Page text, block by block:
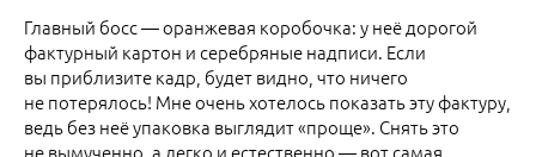
Главный босс — оранжевая коробочка: у неё дорогой
фактурный картон и серебряные надписи. Если
вы приблизите кадр, будет видно, что ничего
не потерялось! Мне очень хотелось показать эту фактуру,
ведь без неё упаковка выглядит «проще». Снять это
не вымученно, а легко и естественно — вот самая